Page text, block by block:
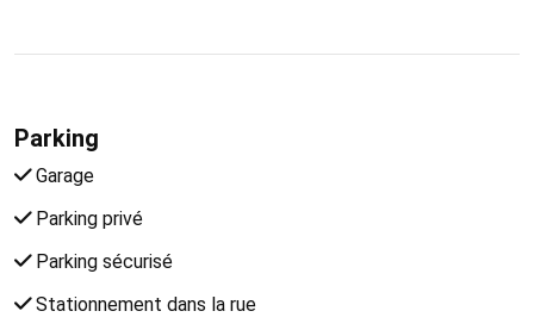
Parking
Garage
Parking privé
Parking sécurisé
Stationnement dans la rue